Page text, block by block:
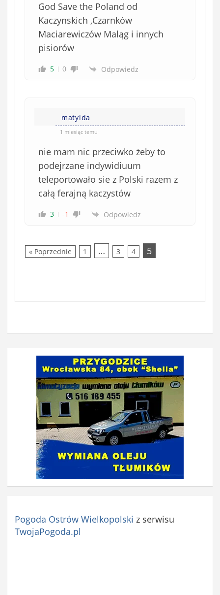
God Save the Poland od
Kaczynskich ,Czarnków
Maciarewiczów Maląg i innych
pisiorów
5 0 Odpowiedz
matylda
1 miesiąc temu
nie mam nic przeciwko żeby to
podejrzane indywidiuum
teleportowało sie z Polski razem z
całą ferajną kaczystów
3 -1 Odpowiedz
« Poprzednie 1 … 3 4 5
Pogoda Ostrów Wielkopolski z serwisu
TwojaPogoda.pl